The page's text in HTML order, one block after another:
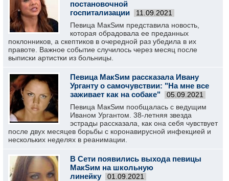
постановочной
госпитализации
11.09.2021
Певица МакSим представила новость,
которая обрадовала ее преданных
поклонников, а скептиков в очередной раз убедила в их
правоте. Важное событие случилось через месяц после
выписки артистки из больницы.
Певица МакSим рассказала Ивану
Урганту о самочувствии: "На мне все
заживает как на собаке"
05.09.2021
Певица МакSим пообщалась с ведущим
Иваном Ургантом. 38-летняя звезда
эстрады рассказала, как она себя чувствует
после двух месяцев борьбы с коронавирусной инфекцией и
нескольких неделях в реанимации.
В Сети появились выхода певицы
МакSим на школьную
линейку
01.09.2021